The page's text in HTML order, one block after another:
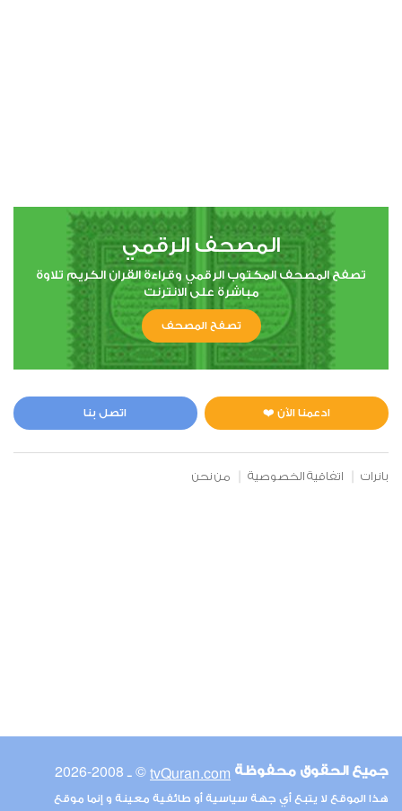
المصحف الرقمي
تصفح المصحف المكتوب الرقمي وقراءة القران الكريم تلاوة
مباشرة على الانترنت
تصفح المصحف
ادعمنا الآن ❤️ اتصل بنا
بانرات اتفاقية الخصوصية من نحن
جميع الحقوق محفوظة tvQuran.com© ـ 2008-2026
هذا الموقع لا يتبع أي جهة سياسية أو طائفية معينة و إنما موقع